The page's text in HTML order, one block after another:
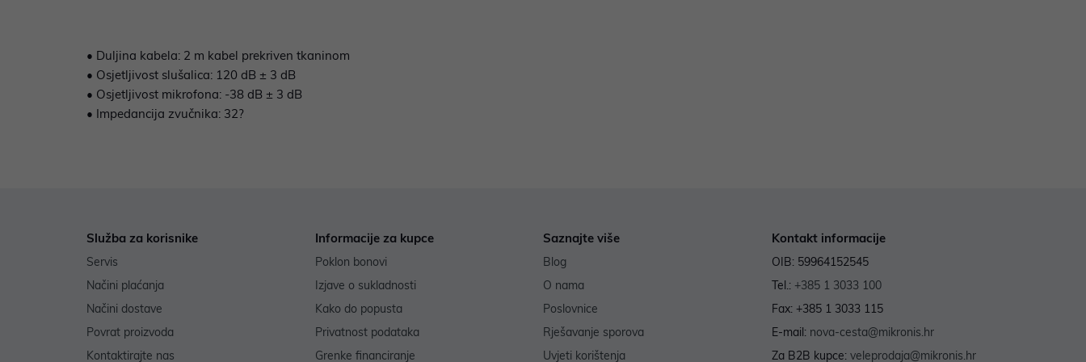
• Duljina kabela: 2 m kabel prekriven tkaninom
• Osjetljivost slušalica: 120 dB ± 3 dB
• Osjetljivost mikrofona: -38 dB ± 3 dB
• Impedancija zvučnika: 32?
Služba za korisnike
Servis
Načini plaćanja
Načini dostave
Povrat proizvoda
Kontaktirajte nas
Informacije za kupce
Poklon bonovi
Izjave o sukladnosti
Kako do popusta
Privatnost podataka
Grenke financiranje
Saznajte više
Blog
O nama
Poslovnice
Rješavanje sporova
Uvjeti korištenja
Kontakt informacije
OIB: 59964152545
Tel.: +385 1 3033 100
Fax: +385 1 3033 115
E-mail: nova-cesta@mikronis.hr
Za B2B kupce: veleprodaja@mikronis.hr